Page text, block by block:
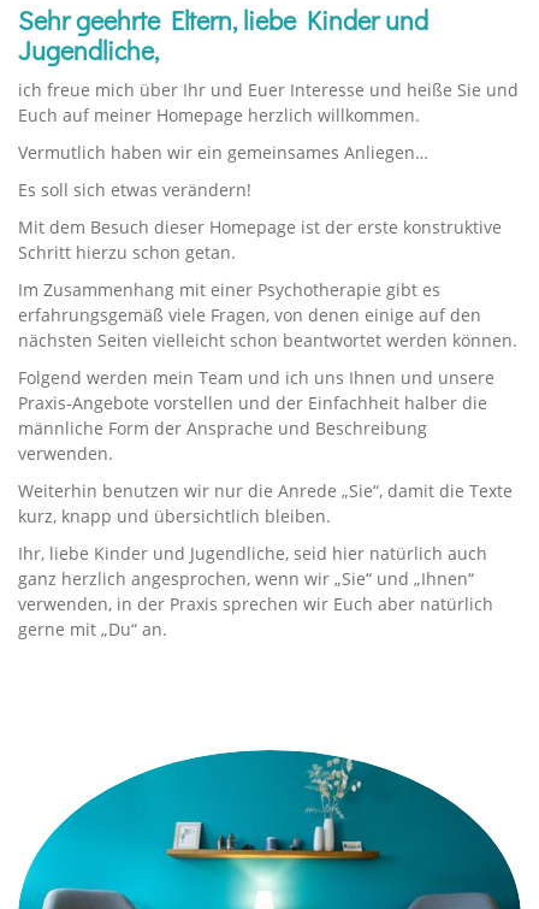
Sehr geehrte Eltern, liebe Kinder und
Jugendliche,
ich freue mich über Ihr und Euer Interesse und heiße Sie und
Euch auf meiner Homepage herzlich willkommen.
Vermutlich haben wir ein gemeinsames Anliegen…
Es soll sich etwas verändern!
Mit dem Besuch dieser Homepage ist der erste konstruktive
Schritt hierzu schon getan.
Im Zusammenhang mit einer Psychotherapie gibt es
erfahrungsgemäß viele Fragen, von denen einige auf den
nächsten Seiten vielleicht schon beantwortet werden können.
Folgend werden mein Team und ich uns Ihnen und unsere
Praxis-Angebote vorstellen und der Einfachheit halber die
männliche Form der Ansprache und Beschreibung
verwenden.
Weiterhin benutzen wir nur die Anrede „Sie“, damit die Texte
kurz, knapp und übersichtlich bleiben.
Ihr, liebe Kinder und Jugendliche, seid hier natürlich auch
ganz herzlich angesprochen, wenn wir „Sie“ und „Ihnen“
verwenden, in der Praxis sprechen wir Euch aber natürlich
gerne mit „Du“ an.